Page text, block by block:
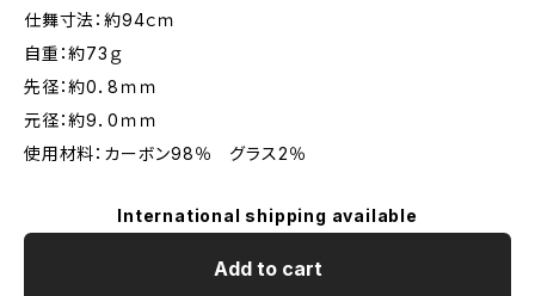
仕舞寸法：約94ｃｍ
自重：約73ｇ
先径：約0．8ｍｍ
元径：約9．0ｍｍ
使用材料：カーボン98％ グラス2％
International shipping available
Add to cart